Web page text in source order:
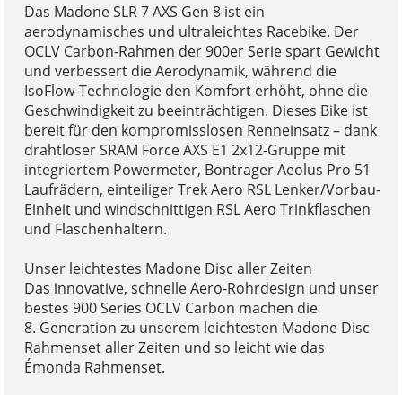
Das Madone SLR 7 AXS Gen 8 ist ein
aerodynamisches und ultraleichtes Racebike. Der
OCLV Carbon-Rahmen der 900er Serie spart Gewicht
und verbessert die Aerodynamik, während die
IsoFlow-Technologie den Komfort erhöht, ohne die
Geschwindigkeit zu beeinträchtigen. Dieses Bike ist
bereit für den kompromisslosen Renneinsatz – dank
drahtloser SRAM Force AXS E1 2x12-Gruppe mit
integriertem Powermeter, Bontrager Aeolus Pro 51
Laufrädern, einteiliger Trek Aero RSL Lenker/Vorbau-
Einheit und windschnittigen RSL Aero Trinkflaschen
und Flaschenhaltern.
Unser leichtestes Madone Disc aller Zeiten
Das innovative, schnelle Aero-Rohrdesign und unser
bestes 900 Series OCLV Carbon machen die
8. Generation zu unserem leichtesten Madone Disc
Rahmenset aller Zeiten und so leicht wie das
Émonda Rahmenset.